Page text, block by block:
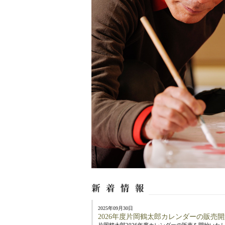
2025年09月30日
2026年度片岡鶴太郎カレンダーの販売